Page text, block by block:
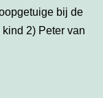
bij de
2) Peter van